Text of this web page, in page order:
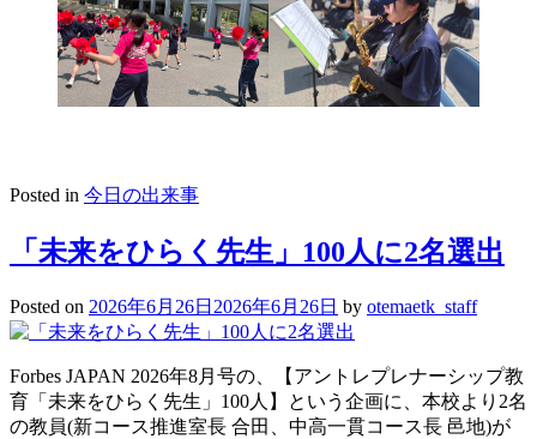
Posted in 今日の出来事
「未来をひらく先生」100人に2名選出
Posted on 2026年6月26日 2026年6月26日 by otemaetk_staff
Forbes JAPAN 2026年8月号の、【アントレプレナーシップ教
育「未来をひらく先生」100人】という企画に、本校より2名
の教員(新コース推進室長 合田、中高一貫コース長 邑地)が